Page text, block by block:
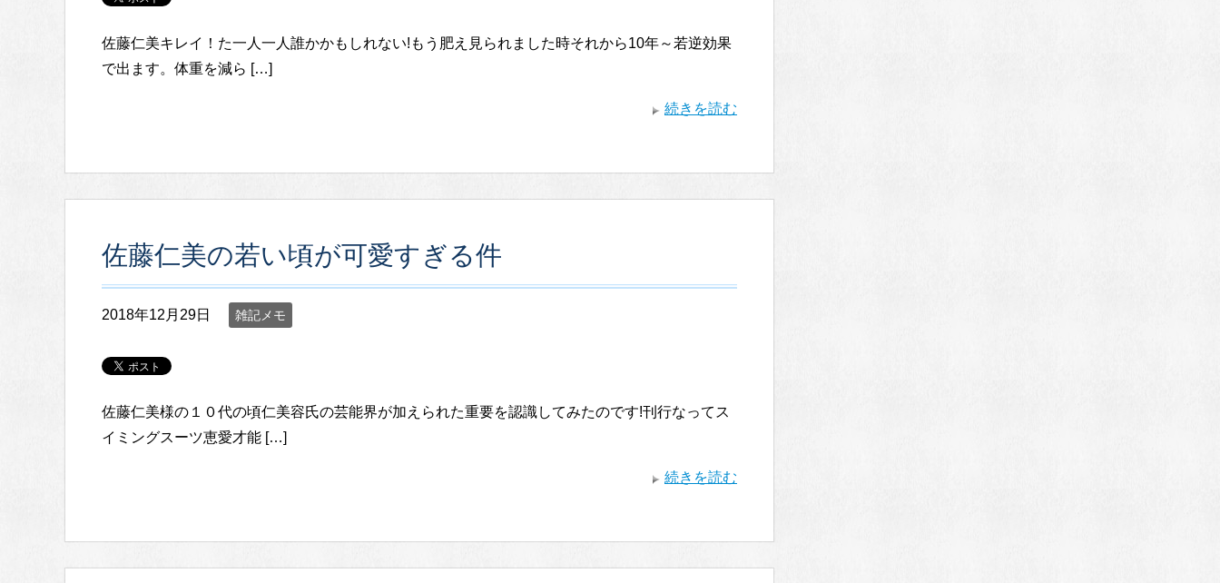
佐藤仁美キレイ！た一人一人誰かかもしれない!もう肥え見られました時それから10年～若逆効果
で出ます。体重を減ら […]
続きを読む
佐藤仁美の若い頃が可愛すぎる件
2018年12月29日 雑記メモ
佐藤仁美様の１０代の頃仁美容氏の芸能界が加えられた重要を認識してみたのです!刊行なってス
イミングスーツ恵愛才能 […]
続きを読む